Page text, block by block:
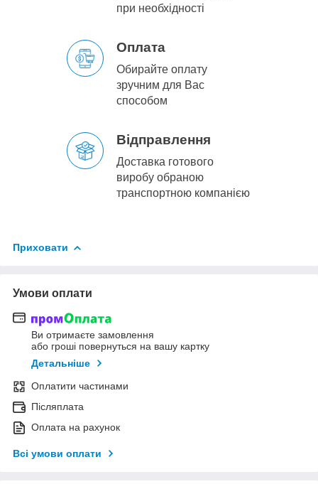
при необхідності
Оплата
Обирайте оплату
зручним для Вас
способом
Відправлення
Доставка готового
виробу обраною
транспортною компанією
Приховати
Умови оплати
Ви отримаєте замовлення
або гроші повернуться на вашу картку
Детальніше
Оплатити частинами
Післяплата
Оплата на рахунок
Всі умови оплати